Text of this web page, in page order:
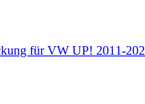
für VW UP! 2011-